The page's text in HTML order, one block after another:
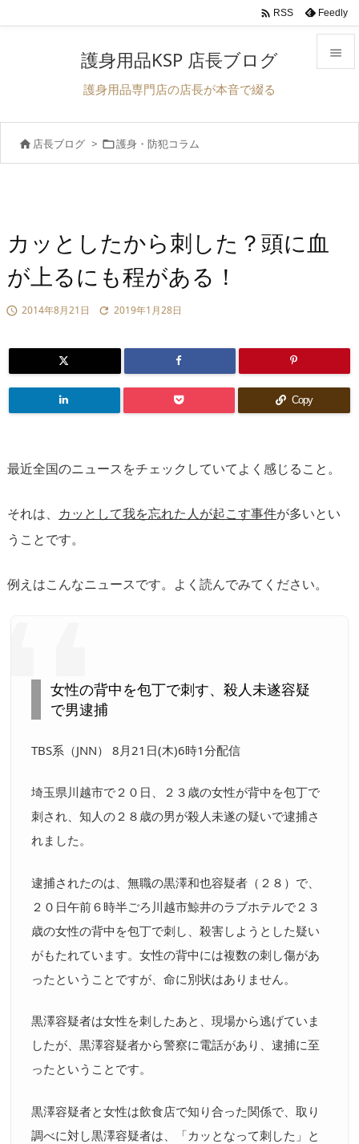


 RSS Feedly
護身用品KSP 店長ブログ
護身用品専門店の店長が本音で綴る
 店長ブログ > 護身・防犯コラム
カッとしたから刺した？頭に血
が上るにも程がある！
 2014年8月21日  2019年1月28日
Copy
最近全国のニュースをチェックしていてよく感じること。
それは、 カッとして我を忘れた人が起こす事件が多いとい
うことです。
例えはこんなニュースです。よく読んでみてください。
女性の背中を包丁で刺す、殺人未遂容疑
で男逮捕
TBS系（JNN） 8月21日(木)6時1分配信
埼玉県川越市で２０日、２３歳の女性が背中を包丁で
刺され、知人の２８歳の男が殺人未遂の疑いで逮捕さ
れました。
逮捕されたのは、無職の黒澤和也容疑者（２８）で、
２０日午前６時半ごろ川越市鯨井のラブホテルで２３
歳の女性の背中を包丁で刺し、殺害しようとした疑い
がもたれています。女性の背中には複数の刺し傷があ
ったということですが、命に別状はありません。
黒澤容疑者は女性を刺したあと、現場から逃げていま
したが、黒澤容疑者から警察に電話があり、逮捕に至
ったということです。
黒澤容疑者と女性は飲食店で知り合った関係で、取り
調べに対し黒澤容疑者は、「カッとなって刺した」と